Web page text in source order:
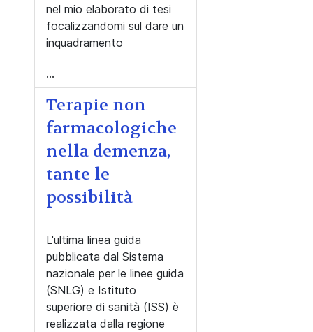
nel mio elaborato di tesi
focalizzandomi sul dare un
inquadramento
...
Terapie non
farmacologiche
nella demenza,
tante le
possibilità
L'ultima linea guida
pubblicata dal Sistema
nazionale per le linee guida
(SNLG) e Istituto
superiore di sanità (ISS) è
realizzata dalla regione